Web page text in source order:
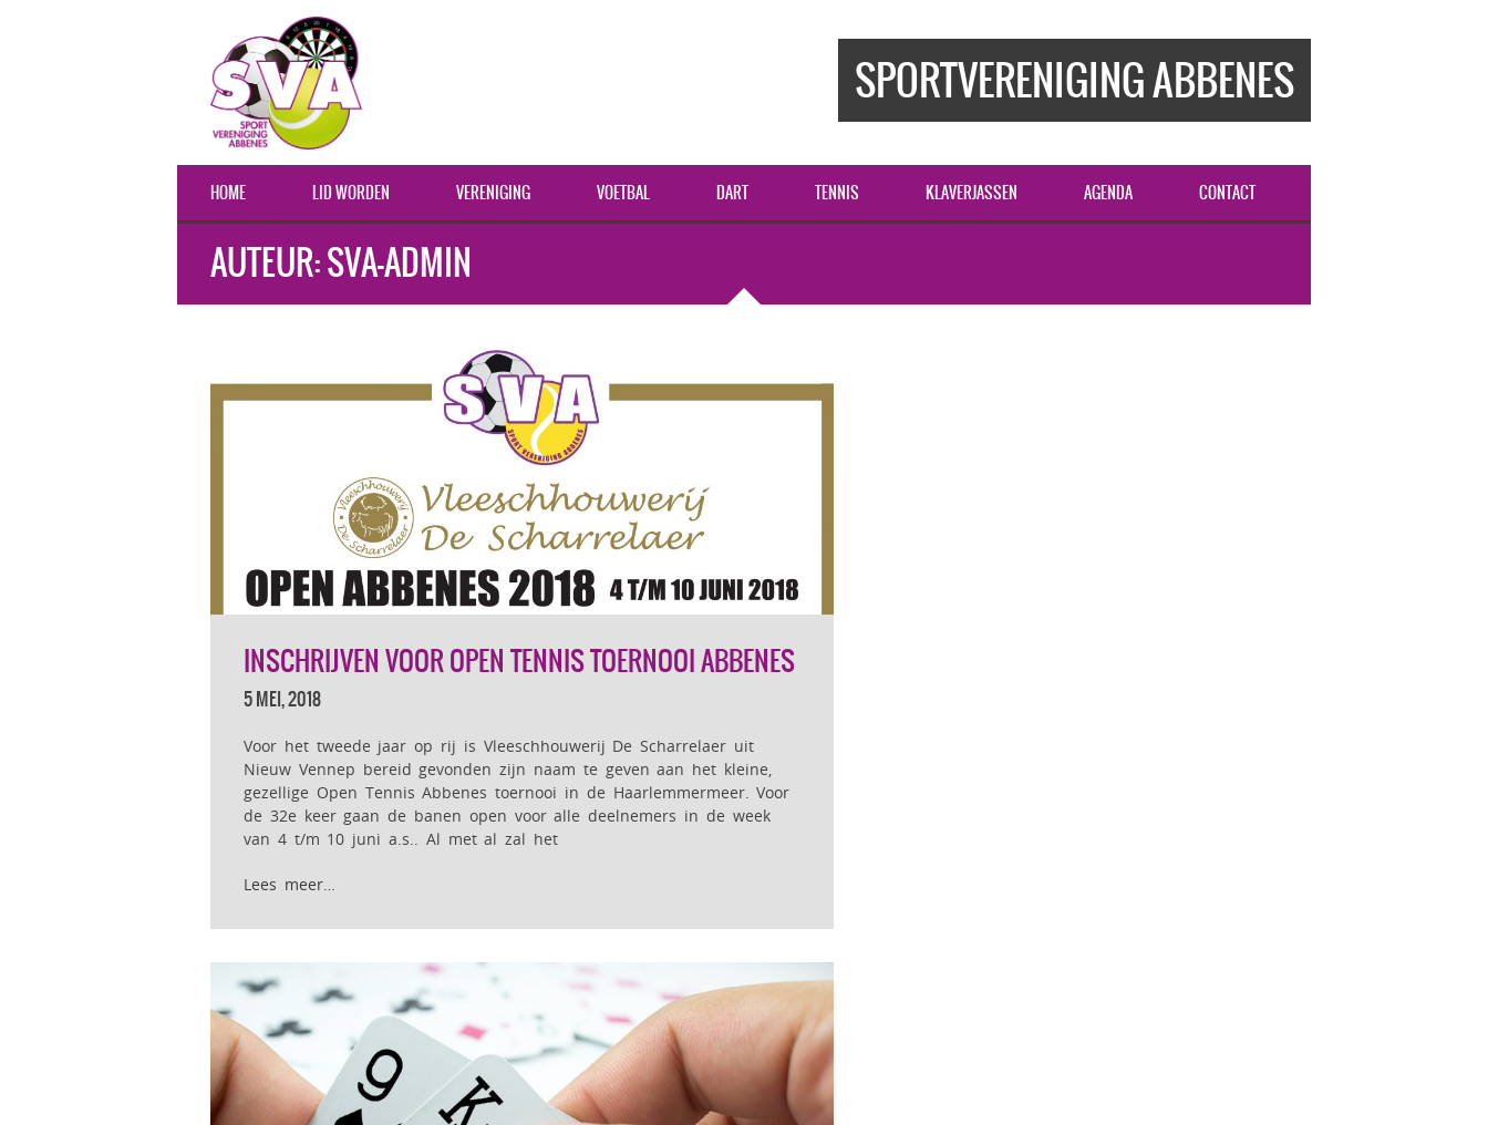
SPORTVERENIGING ABBENES
HOME LID WORDEN VERENIGING VOETBAL DART TENNIS KLAVERJASSEN AGENDA CONTACT
AUTEUR:SVA-ADMIN
INSCHRIJVEN VOOR OPEN TENNIS TOERNOOI ABBENES
5 MEI, 2018
Voor het tweede jaar op rij is Vleeschhouwerij De Scharrelaer uit
Nieuw Vennep bereid gevonden zijn naam te geven aan het kleine,
gezellige Open Tennis Abbenes toernooi in de Haarlemmermeer. Voor
de 32e keer gaan de banen open voor alle deelnemers in de week
van 4 t/m 10 juni a.s.. Al met al zal het
Lees meer…